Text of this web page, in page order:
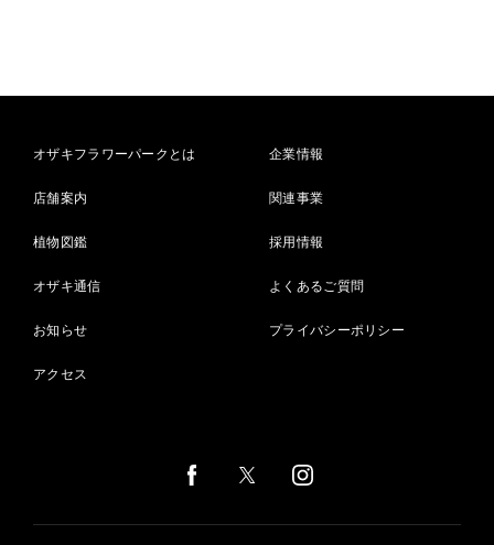
オザキフラワーパークとは
店舗案内
植物図鑑
オザキ通信
お知らせ
アクセス
企業情報
関連事業
採用情報
よくあるご質問
プライバシーポリシー